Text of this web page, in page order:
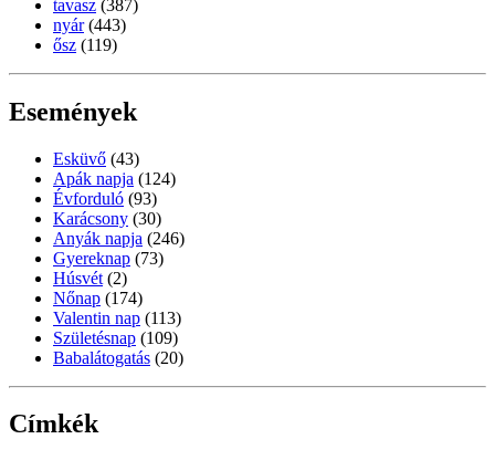
tavasz (387)
nyár (443)
ősz (119)
Események
Esküvő (43)
Apák napja (124)
Évforduló (93)
Karácsony (30)
Anyák napja (246)
Gyereknap (73)
Húsvét (2)
Nőnap (174)
Valentin nap (113)
Születésnap (109)
Babalátogatás (20)
Címkék